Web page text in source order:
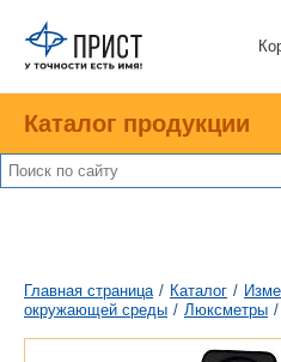
Каталог продукции
Главная страница / Каталог /
окружающей среды / Люксметры /